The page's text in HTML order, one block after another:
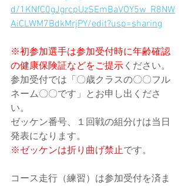
d/1KNfC0gJgrcpUzSEmBaVOY5w_R8NW
AiCLWM7BdkMrjPY/edit?usp=sharing
※初参加選手は参加受付時に年齢確認
の健康保険証などをご提示 ください。
参加受付では「〇歳クラスの〇〇フル
ネーム〇〇です」とお申し出くださ
い。
ゼッケン番号、１回戦の組分けは当日
発表になります。
※ゼッケンは折り曲げ禁止です。
コース走行（練習）は参加受付を済ま